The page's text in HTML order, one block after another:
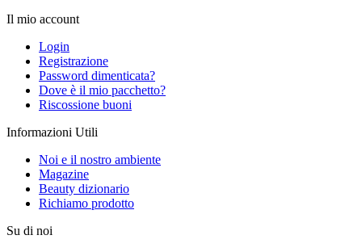
Il mio account
Login
Registrazione
Password dimenticata?
Dove è il mio pacchetto?
Riscossione buoni
Informazioni Utili
Noi e il nostro ambiente
Magazine
Beauty dizionario
Richiamo prodotto
Su di noi